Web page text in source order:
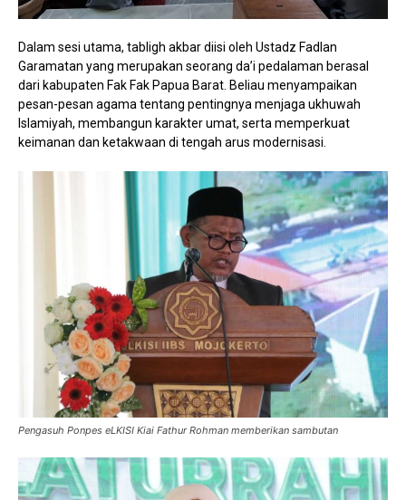
Dalam sesi utama, tabligh akbar diisi oleh Ustadz Fadlan
Garamatan yang merupakan seorang da’i pedalaman berasal
dari kabupaten Fak Fak Papua Barat. Beliau menyampaikan
pesan-pesan agama tentang pentingnya menjaga ukhuwah
Islamiyah, membangun karakter umat, serta memperkuat
keimanan dan ketakwaan di tengah arus modernisasi.
Pengasuh Ponpes eLKISI Kiai Fathur Rohman memberikan sambutan